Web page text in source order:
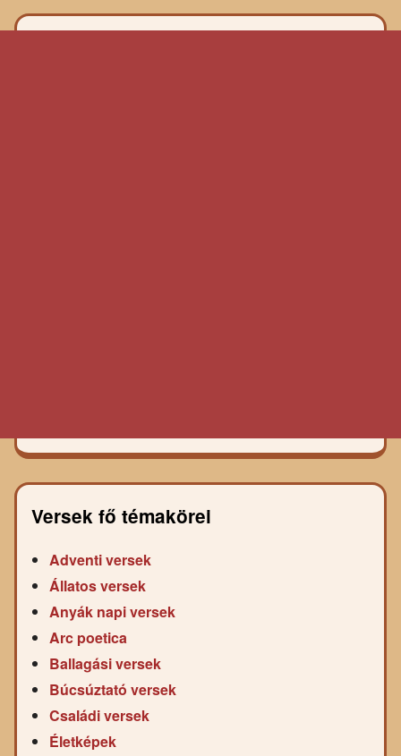
Versek fő témakörei
Adventi versek
Állatos versek
Anyák napi versek
Arc poetica
Ballagási versek
Búcsúztató versek
Családi versek
Életképek